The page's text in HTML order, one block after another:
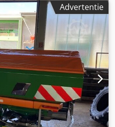
Advertentie